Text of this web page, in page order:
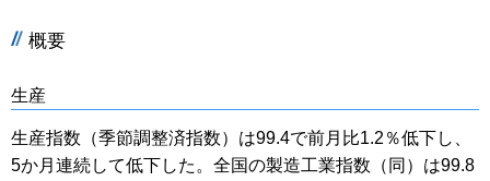
概要
生産
生産指数（季節調整済指数）は99.4で前月比1.2％低下し、
5か月連続して低下した。全国の製造工業指数（同）は99.8